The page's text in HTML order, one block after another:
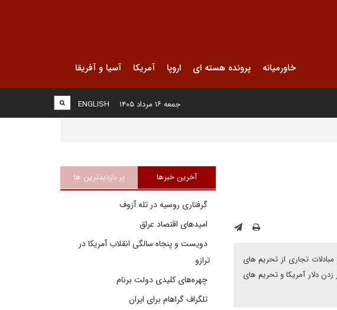
خاورمیانه پرونده هسته ای اروپا آمریکا آسیا و آفریقا
ENGLISH جمعه ۱۶ مرداد ۱۴۰۵
مبادلات تجاری از تحریم های
دور زدن دلار آمریکا و تحریم های
آخرین خبرها پر بازدیدترین ها
گرفتاری روسیه در تله آزوف
امیدهای اقتصاد عراق
دویست و پنجاه سالگی انقلاب آمریکا در
ترازو
چهره‌های کلیدی دولت برنام
تلگراف گراهام برای ایران